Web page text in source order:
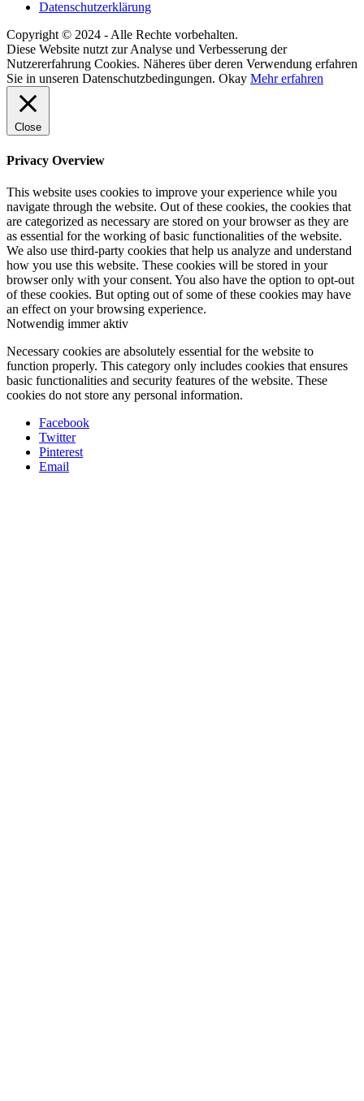
Datenschutzerklärung
Copyright © 2024 - Alle Rechte vorbehalten.
Diese Website nutzt zur Analyse und Verbesserung der
Nutzererfahrung Cookies. Näheres über deren Verwendung erfahren
Sie in unseren Datenschutzbedingungen. Okay Mehr erfahren
Close
Privacy Overview
This website uses cookies to improve your experience while you
navigate through the website. Out of these cookies, the cookies that
are categorized as necessary are stored on your browser as they are
as essential for the working of basic functionalities of the website.
We also use third-party cookies that help us analyze and understand
how you use this website. These cookies will be stored in your
browser only with your consent. You also have the option to opt-out
of these cookies. But opting out of some of these cookies may have
an effect on your browsing experience.
Notwendig immer aktiv
Necessary cookies are absolutely essential for the website to
function properly. This category only includes cookies that ensures
basic functionalities and security features of the website. These
cookies do not store any personal information.
Facebook
Twitter
Pinterest
Email